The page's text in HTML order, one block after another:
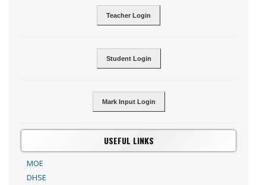
Teacher Login
Student Login
Mark Input Login
USEFUL LINKS
MOE
DHSE